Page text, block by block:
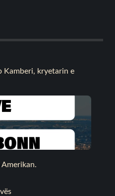
Kamberi, kryetarin e